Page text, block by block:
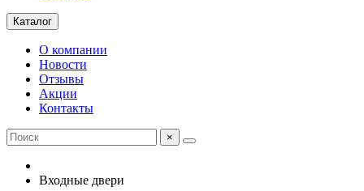
Каталог
О компании
Новости
Отзывы
Акции
Контакты
×
Входные двери